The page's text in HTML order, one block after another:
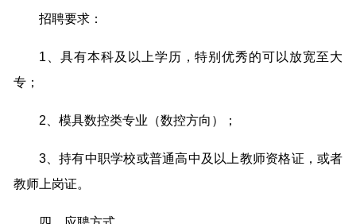
招聘要求：
1、具有本科及以上学历，特别优秀的可以放宽至大
专；
2、模具数控类专业（数控方向）；
3、持有中职学校或普通高中及以上教师资格证，或者
教师上岗证。